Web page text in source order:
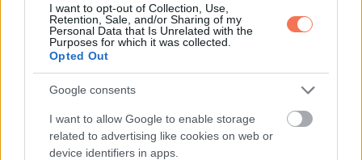
I want to opt-out of Collection, Use,
Retention, Sale, and/or Sharing of my
Personal Data that Is Unrelated with the
Purposes for which it was collected.
Opted Out
Google consents
I want to allow Google to enable storage
related to advertising like cookies on web or
device identifiers in apps.
Bocsánatkérés helyett.”
A miniszterelnök korábban május 31-ig adott határidőt
Sulyok Tamásnak, valamint több más közjogi
tisztségviselőnek, hogy önként távozzanak hivatalukból. Az
érintettek között szerepel a legfőbb ügyész, az
Alkotmánybíróság, a Kúria, az Állami Számvevőszék, a